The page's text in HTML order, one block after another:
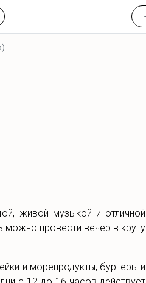
живой музыкой и отличной
можно провести вечер в кругу
и морепродукты, бургеры и